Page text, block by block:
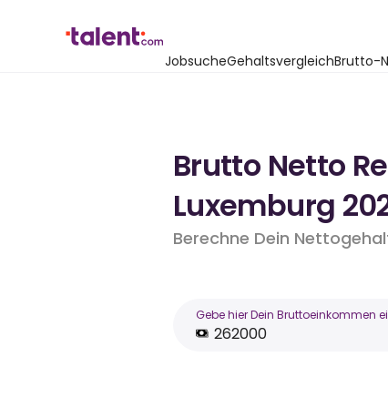
JobsucheGehaltsvergleichBrutto-
Brutto Netto
Luxemburg
Berechne Dein
Gebe hier Dein Bruttoeinkommen